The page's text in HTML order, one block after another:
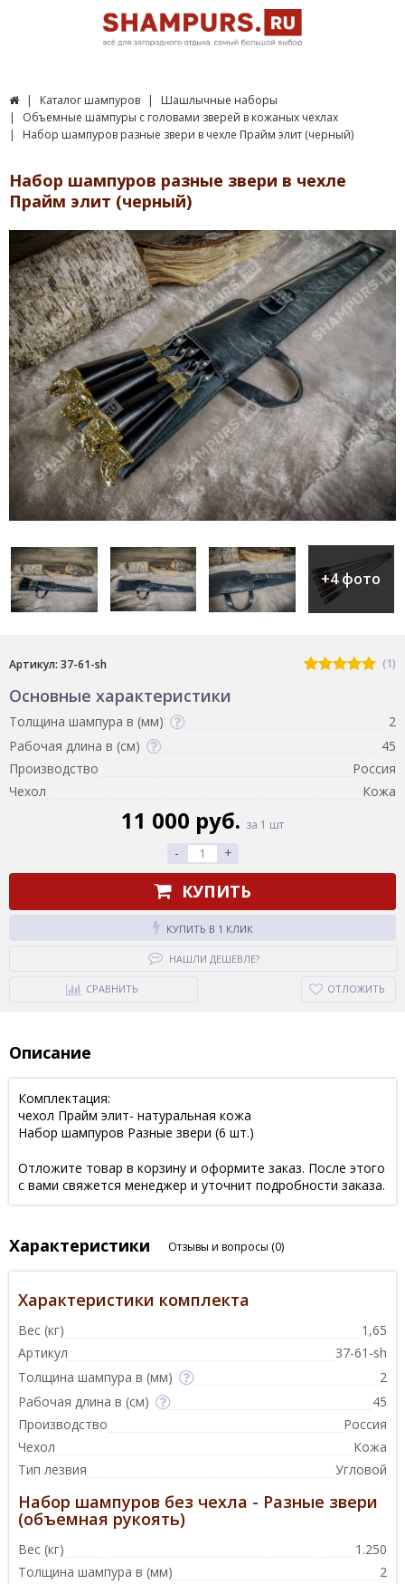
Каталог шампуров
Шашлычные наборы
Объемные шампуры с головами зверей в кожаных чехлах
Набор шампуров разные звери в чехле Прайм элит (черный)
Набор шампуров разные звери в чехле
Прайм элит (черный)
+4 фото
Артикул: 37-61-sh (1)
Основные характеристики
Толщина шампура в (мм)
2
Рабочая длина в (см)
45
Производство
Россия
Чехол
Кожа
11 000 руб. за 1 шт
- +
КУПИТЬ
КУПИТЬ В 1 КЛИК
НАШЛИ ДЕШЕВЛЕ?
СРАВНИТЬ ОТЛОЖИТЬ
Описание
Комплектация:
чехол Прайм элит- натуральная кожа
Набор шампуров Разные звери (6 шт.)
Отложите товар в корзину и оформите заказ. После этого
с вами свяжется менеджер и уточнит подробности заказа.
Характеристики Отзывы и вопросы (0)
Характеристики комплекта
Вес (кг)
1,65
Артикул
37-61-sh
Толщина шампура в (мм)
2
Рабочая длина в (см)
45
Производство
Россия
Чехол
Кожа
Тип лезвия
Угловой
Набор шампуров без чехла - Разные звери
(объемная рукоять)
Вес (кг)
1.250
Толщина шампура в (мм)
2